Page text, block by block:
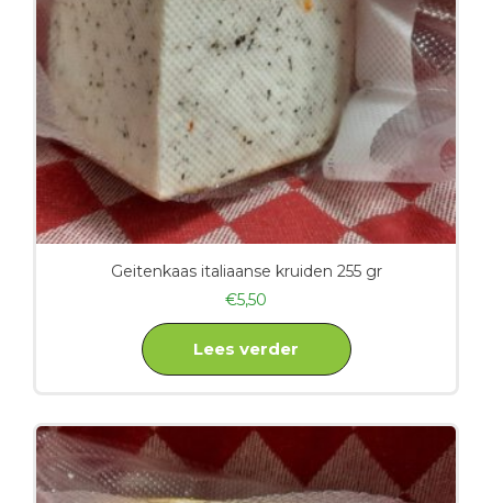
Geitenkaas italiaanse kruiden 255 gr
€5,50
Lees verder